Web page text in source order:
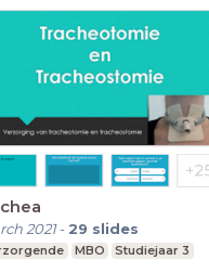
2021- 29 slides
MBO Studiejaar 3